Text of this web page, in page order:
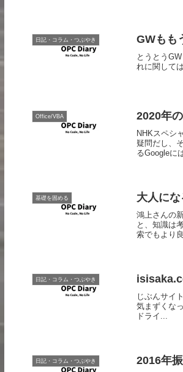
日記・コラム・つぶやき GWもも
とうとう
れに関して
Office/VBA 2020年
NHKスペシ
疑問だし、
るGoogleに
基礎を固める 大人に
鴻上さんの
と、知識は
索でもより
日記・コラム・つぶやき
じぶんサイ
気まずくな
ドライ...
日記・コラム・つぶやき 2016年